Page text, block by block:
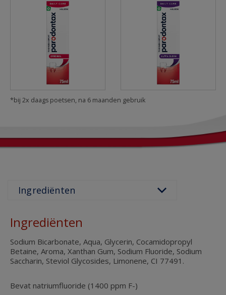
*bij 2x daags poetsen, na 6 maanden gebruik
Ingrediënten
Sodium Bicarbonate, Aqua, Glycerin, Cocamidopropyl
Betaine, Aroma, Xanthan Gum, Sodium Fluoride, Sodium
Saccharin, Steviol Glycosides, Limonene, CI 77491.
Bevat natriumfluoride (1400 ppm F-)